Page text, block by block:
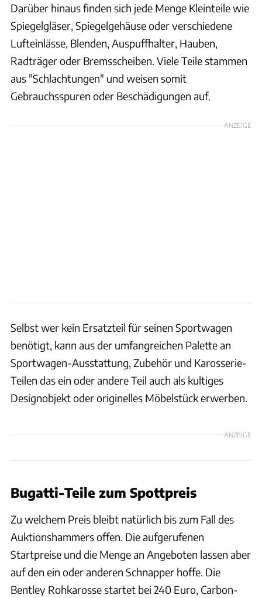
Darüber hinaus finden sich jede Menge Kleinteile wie
Spiegelgläser, Spiegelgehäuse oder verschiedene
Lufteinlässe, Blenden, Auspuffhalter, Hauben,
Radträger oder Bremsscheiben. Viele Teile stammen
aus "Schlachtungen" und weisen somit
Gebrauchsspuren oder Beschädigungen auf.
ANZEIGE
Selbst wer kein Ersatzteil für seinen Sportwagen
benötigt, kann aus der umfangreichen Palette an
Sportwagen-Ausstattung, Zubehör und Karosserie-
Teilen das ein oder andere Teil auch als kultiges
Designobjekt oder originelles Möbelstück erwerben.
ANZEIGE
Bugatti-Teile zum Spottpreis
Zu welchem Preis bleibt natürlich bis zum Fall des
Auktionshammers offen. Die aufgerufenen
Startpreise und die Menge an Angeboten lassen aber
auf den ein oder anderen Schnapper hoffe. Die
Bentley Rohkarosse startet bei 240 Euro, Carbon-